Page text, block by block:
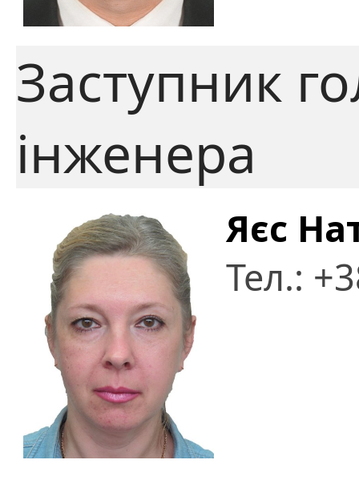
Заступник
інженера
Яєс
Тел.: